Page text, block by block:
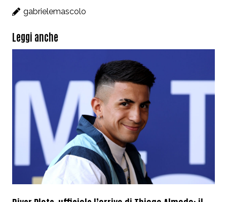
gabrielemascolo
Leggi anche